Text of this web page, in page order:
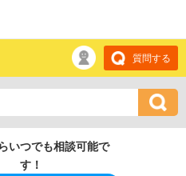
質問する
いつでも相談可能で
す！